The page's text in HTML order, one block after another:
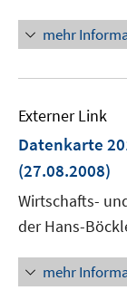
mehr
Externer Link
Datenkarte
(27.08.2008)
Wirtschafts-
der Hans-
mehr